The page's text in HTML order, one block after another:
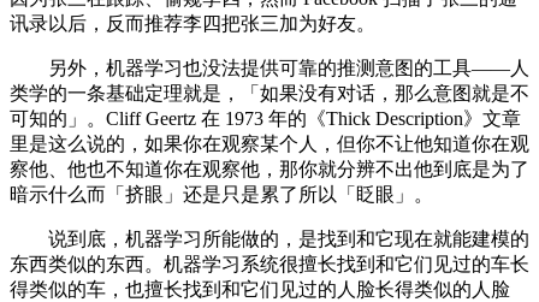
讯录以后，反而推荐李四把张三加为好友。
另外，机器学习也没法提供可靠的推测意图的工具——人
类学的一条基础定理就是，「如果没有对话，那么意图就是不
可知的」。Cliff Geertz 在 1973 年的《Thick Description》文章
里是这么说的，如果你在观察某个人，但你不让他知道你在观
察他、他也不知道你在观察他，那你就分辨不出他到底是为了
暗示什么而「挤眼」还是只是累了所以「眨眼」。
说到底，机器学习所能做的，是找到和它现在就能建模的
东西类似的东西。机器学习系统很擅长找到和它们见过的车长
得类似的车，也擅长找到和它们见过的人脸长得类似的人脸